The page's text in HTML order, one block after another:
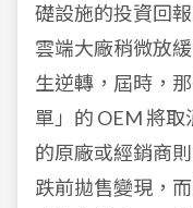
礎設施的投資回
雲端大廠稍微放
生逆轉，屆時，
單」的 OEM 將
的原廠或經銷商
跌前拋售變現，